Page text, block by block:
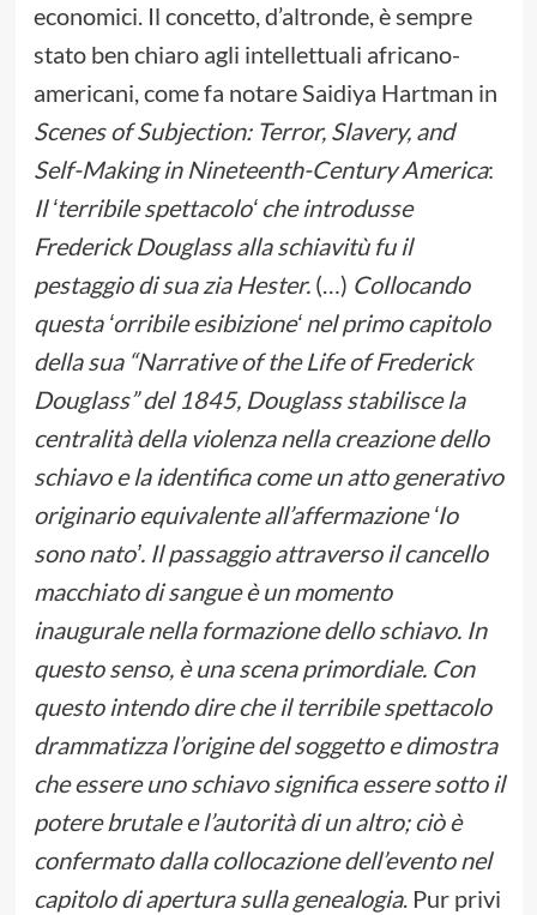
economici. Il concetto, d’altronde, è sempre
stato ben chiaro agli intellettuali africano-
americani, come fa notare Saidiya Hartman in
Scenes of Subjection: Terror, Slavery, and
Self-Making in Nineteenth-Century America:
Il ʻterribile spettacoloʻ che introdusse
Frederick Douglass alla schiavitù fu il
pestaggio di sua zia Hester. (…) Collocando
questa ʻorribile esibizioneʻ nel primo capitolo
della sua “Narrative of the Life of Frederick
Douglass” del 1845, Douglass stabilisce la
centralità della violenza nella creazione dello
schiavo e la identifica come un atto generativo
originario equivalente all’affermazione ʻIo
sono natoʼ. Il passaggio attraverso il cancello
macchiato di sangue è un momento
inaugurale nella formazione dello schiavo. In
questo senso, è una scena primordiale. Con
questo intendo dire che il terribile spettacolo
drammatizza l’origine del soggetto e dimostra
che essere uno schiavo significa essere sotto il
potere brutale e l’autorità di un altro; ciò è
confermato dalla collocazione dell’evento nel
capitolo di apertura sulla genealogia. Pur privi